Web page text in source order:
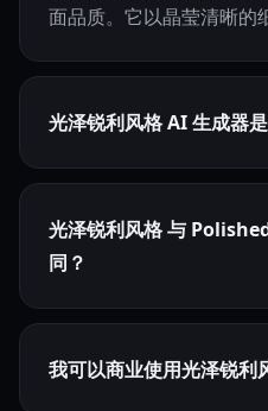
面品质。它以晶莹清晰的
光泽锐利风格 AI 生成器
光泽锐利风格 与
同？
我可以商业使用光泽锐利